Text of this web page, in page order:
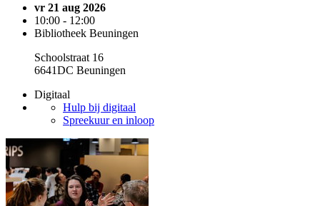
vr 21 aug 2026
10:00 - 12:00
Bibliotheek Beuningen
Schoolstraat 16
6641DC Beuningen
Digitaal
Hulp bij digitaal
Spreekuur en inloop